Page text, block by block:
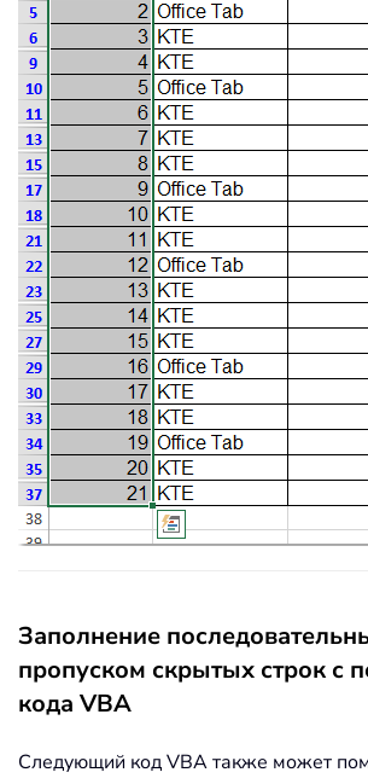
Заполнение
пропуском скрытых строк с
кода VBA
Следующий код VBA также может